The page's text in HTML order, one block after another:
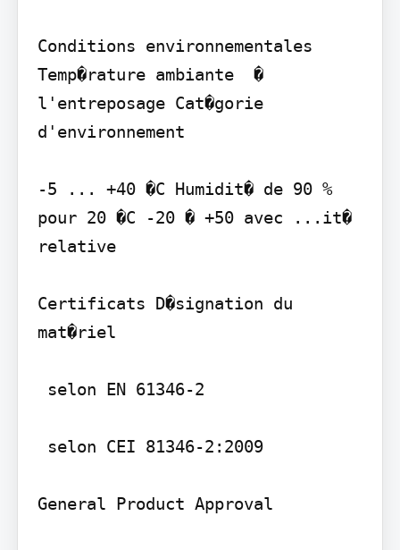
Conditions environnementales
Temp�rature ambiante  �
l'entreposage Cat�gorie
d'environnement
-5 ... +40 �C Humidit� de 90 %
pour 20 �C -20 � +50 avec ...it�
relative
Certificats D�signation du
mat�riel
General Product Approval